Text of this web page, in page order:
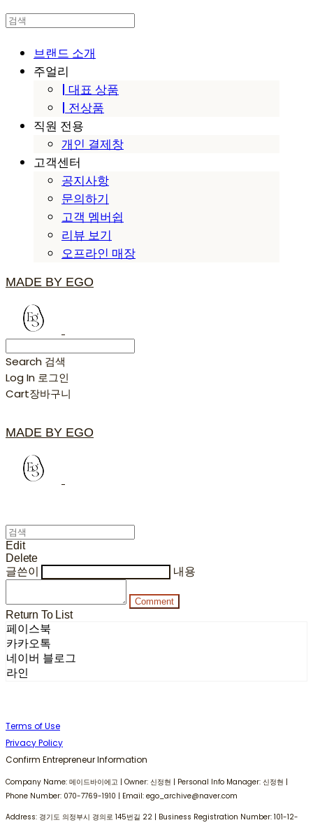
브랜드 소개
주얼리
| 대표 상품
| 전상품
직원 전용
개인 결제창
고객센터
공지사항
문의하기
고객 멤버쉽
리뷰 보기
오프라인 매장
MADE BY EGO
Search 검색
Log In 로그인
Cart장바구니
MADE BY EGO
Edit
Delete
글쓴이
내용
Comment
Return To List
페이스북
카카오톡
네이버 블로그
라인
Terms of Use
Privacy Policy
Confirm Entrepreneur Information
Company Name: 메이드바이에고 | Owner: 신정현 | Personal Info Manager: 신정현 |
Phone Number: 070-7769-1910 | Email: ego_archive@naver.com
Address: 경기도 의정부시 경의로 145번길 22 | Business Registration Number: 101-12-